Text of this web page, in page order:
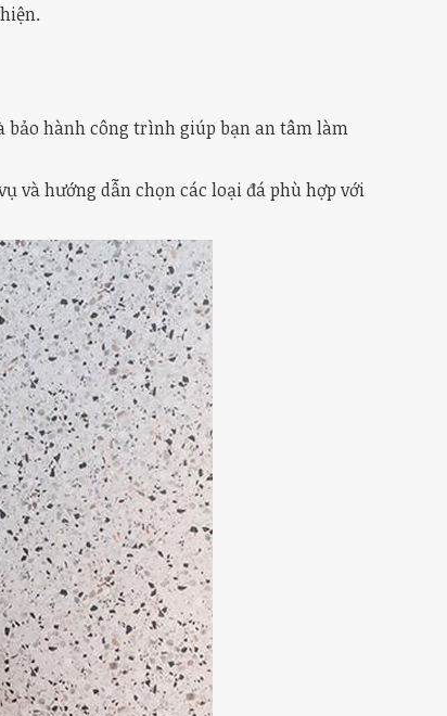
bảo hành công trình giúp bạn an tâm làm
và hướng dẫn chọn các loại đá phù hợp với